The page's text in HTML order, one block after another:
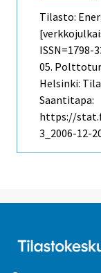
Tilasto:
ISSN=1798-
05.
Helsinki:
Saantitapa:
https://
3_2006-12-